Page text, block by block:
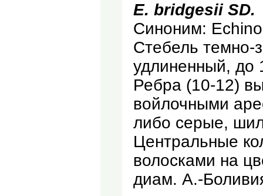
Е. bridgesii SD.
Синоним:
Стебель темно-
удлиненный, до
Ребра (10-12)
войлочными
либо серые,
Центральные
волосками на
диам. А.-